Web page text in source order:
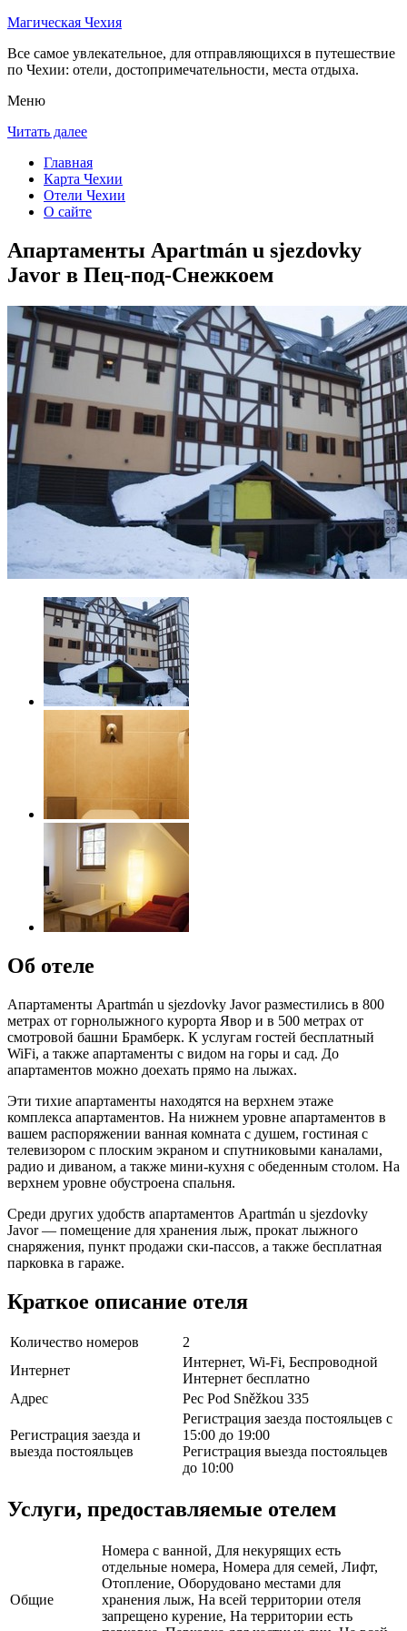
Магическая Чехия
Все самое увлекательное, для отправляющихся в путешествие
по Чехии: отели, достопримечательности, места отдыха.
Меню
Читать далее
Главная
Карта Чехии
Отели Чехии
О сайте
Апартаменты Apartmán u sjezdovky
Javor в Пец-под-Снежкоем
Об отеле
Апартаменты Apartmán u sjezdovky Javor разместились в 800
метрах от горнолыжного курорта Явор и в 500 метрах от
смотровой башни Брамберк. К услугам гостей бесплатный
WiFi, а также апартаменты с видом на горы и сад. До
апартаментов можно доехать прямо на лыжах.
Эти тихие апартаменты находятся на верхнем этаже
комплекса апартаментов. На нижнем уровне апартаментов в
вашем распоряжении ванная комната с душем, гостиная с
телевизором с плоским экраном и спутниковыми каналами,
радио и диваном, а также мини-кухня с обеденным столом. На
верхнем уровне обустроена спальня.
Среди других удобств апартаментов Apartmán u sjezdovky
Javor — помещение для хранения лыж, прокат лыжного
снаряжения, пункт продажи ски-пассов, а также бесплатная
парковка в гараже.
Краткое описание отеля
Количество номеров
2
Интернет
Интернет, Wi-Fi, Беспроводной
Интернет бесплатно
Адрес
Pec Pod Sněžkou 335
Регистрация заезда и
выезда постояльцев
Регистрация заезда постояльцев с
15:00 до 19:00
Регистрация выезда постояльцев
до 10:00
Услуги, предоставляемые отелем
Общие
Номера с ванной, Для некурящих есть
отдельные номера, Номера для семей, Лифт,
Отопление, Оборудовано местами для
хранения лыж, На всей территории отеля
запрещено курение, На территории есть